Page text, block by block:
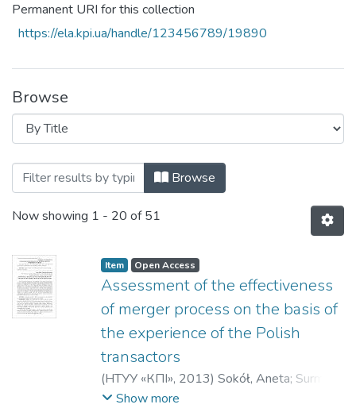
Permanent URI for this collection
https://ela.kpi.ua/handle/123456789/19890
Browse
Browsing Сучасні проблеми
Browse
Now showing 1 - 20 of 51
Item Open Access
Assessment of the effectiveness
of merger process on the basis of
the experience of the Polish
transactors
(НТУУ «КПІ», 2013) Sokół, Aneta; Surmacz,
Anna Owidia
Show more